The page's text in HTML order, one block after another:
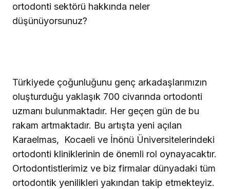
ortodonti sektörü hakkında neler
düşünüyorsunuz?
Türkiyede çoğunluğunu genç arkadaşlarımızın
oluşturduğu yaklaşık 700 civarında ortodonti
uzmanı bulunmaktadır. Her geçen gün de bu
rakam artmaktadır. Bu artışta yeni açılan
Karaelmas,
Kocaeli ve İnönü Üniversitelerindeki
ortodonti kliniklerinin de önemli rol oynayacaktır.
Ortodontistlerimiz ve biz firmalar dünyadaki tüm
ortodontik yenilikleri yakından takip etmekteyiz.